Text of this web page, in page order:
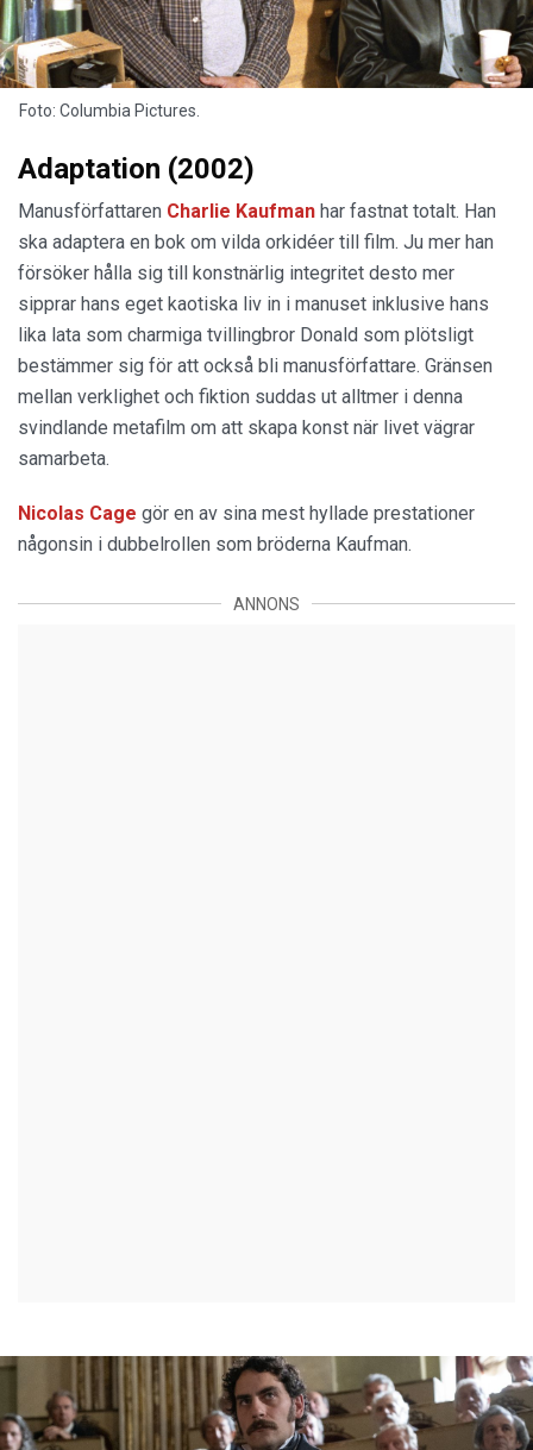
Foto: Columbia Pictures.
Adaptation (2002)
Manusförfattaren Charlie Kaufman har fastnat totalt. Han
ska adaptera en bok om vilda orkidéer till film. Ju mer han
försöker hålla sig till konstnärlig integritet desto mer
sipprar hans eget kaotiska liv in i manuset inklusive hans
lika lata som charmiga tvillingbror Donald som plötsligt
bestämmer sig för att också bli manusförfattare. Gränsen
mellan verklighet och fiktion suddas ut alltmer i denna
svindlande metafilm om att skapa konst när livet vägrar
samarbeta.
Nicolas Cage gör en av sina mest hyllade prestationer
någonsin i dubbelrollen som bröderna Kaufman.
ANNONS